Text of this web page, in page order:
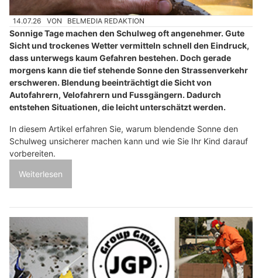
14.07.26 VON BELMEDIA REDAKTION
Sonnige Tage machen den Schulweg oft angenehmer. Gute
Sicht und trockenes Wetter vermitteln schnell den Eindruck,
dass unterwegs kaum Gefahren bestehen. Doch gerade
morgens kann die tief stehende Sonne den Strassenverkehr
erschweren. Blendung beeinträchtigt die Sicht von
Autofahrern, Velofahrern und Fussgängern. Dadurch
entstehen Situationen, die leicht unterschätzt werden.
In diesem Artikel erfahren Sie, warum blendende Sonne den
Schulweg unsicherer machen kann und wie Sie Ihr Kind darauf
vorbereiten.
Weiterlesen